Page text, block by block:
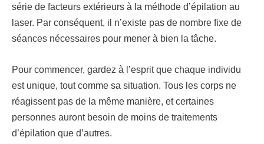
série de facteurs extérieurs à la méthode d’épilation au
laser. Par conséquent, il n’existe pas de nombre fixe de
séances nécessaires pour mener à bien la tâche.
Pour commencer, gardez à l’esprit que chaque individu
est unique, tout comme sa situation. Tous les corps ne
réagissent pas de la même manière, et certaines
personnes auront besoin de moins de traitements
d’épilation que d’autres.